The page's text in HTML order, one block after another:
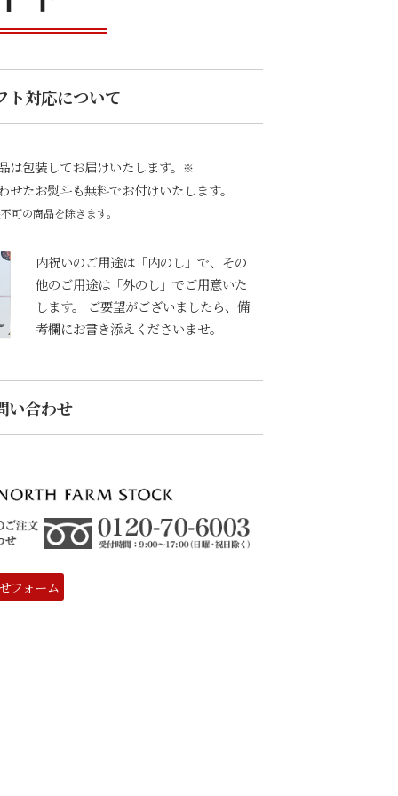
ト対応について
は包装してお届けいたします。 ※
せたお熨斗も無料でお付けいたします。
可の商品を除きます。
内祝いのご用途は「内のし」で、その
他のご用途は「外のし」でご用意いた
します。 ご要望がございましたら、備
考欄にお書き添えくださいませ。
い合わせ
フォーム